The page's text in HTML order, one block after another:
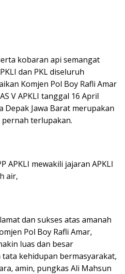
kobaran api semangat
dan PKL diseluruh
Komjen Pol Boy Rafli Amar
V APKLI tanggal 16 April
Depak Jawa Barat merupakan
terlupakan.
APKLI mewakili jajaran APKLI
air,
dan sukses atas amanah
Pol Boy Rafli Amar,
luas dan besar
kehidupan bermasyarakat,
amin, pungkas Ali Mahsun